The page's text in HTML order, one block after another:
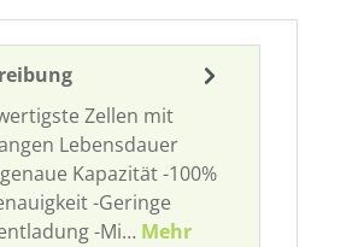
Zellen mit
Lebensdauer
Kapazität -100%
-Geringe
-Mi… Mehr